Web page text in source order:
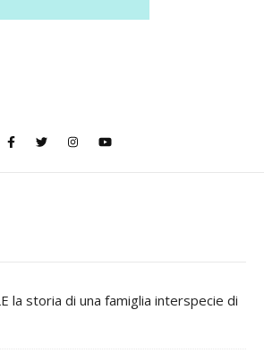
la storia di una famiglia interspecie di